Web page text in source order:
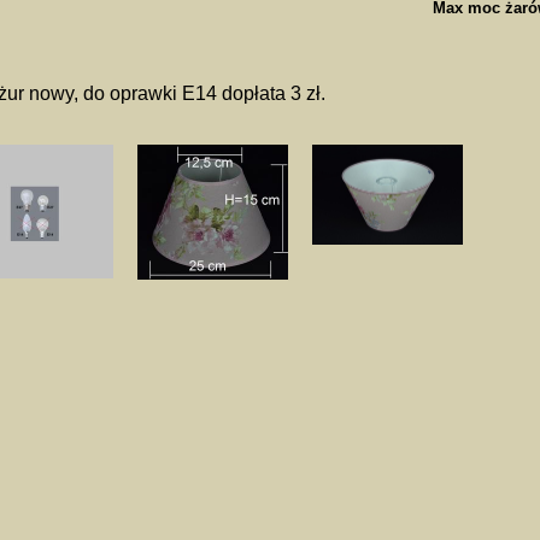
Max moc
nowy, do oprawki E14 dopłata 3 zł.